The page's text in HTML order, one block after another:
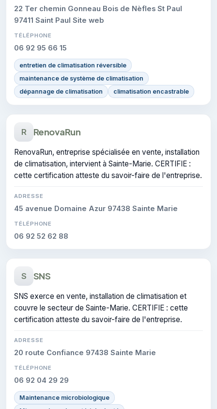
22 Ter chemin Gonneau Bois de Nèfles St Paul
97411 Saint Paul Site web
TÉLÉPHONE
06 92 95 66 15
entretien de climatisation réversible
maintenance de système de climatisation
dépannage de climatisation
climatisation encastrable
R RenovaRun
RenovaRun, entreprise spécialisée en vente, installation
de climatisation, intervient à Sainte-Marie. CERTIFIE :
cette certification atteste du savoir-faire de l'entreprise.
ADRESSE
45 avenue Domaine Azur 97438 Sainte Marie
TÉLÉPHONE
06 92 52 62 88
S SNS
SNS exerce en vente, installation de climatisation et
couvre le secteur de Sainte-Marie. CERTIFIE : cette
certification atteste du savoir-faire de l'entreprise.
ADRESSE
20 route Confiance 97438 Sainte Marie
TÉLÉPHONE
06 92 04 29 29
Maintenance microbiologique